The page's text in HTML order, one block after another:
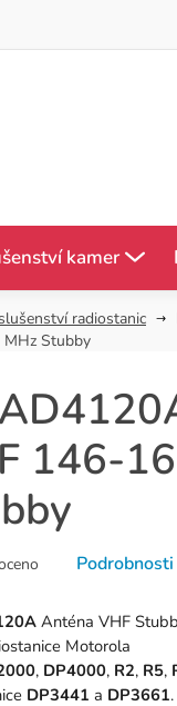
kamer
radiostanic
Stubby
146-
Anténa VHF
Motorola
, DP4000, R2, R5,
DP3441 a DP3661